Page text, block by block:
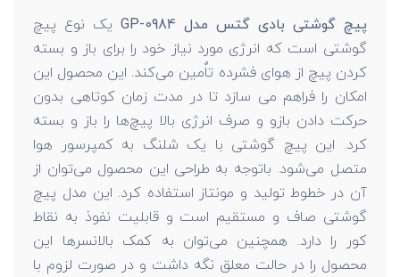
پیچ گوشتی بادی گتس مدل GP-0984
یک نوع پیچ
گوشتی است که انرژی مورد نیاز خود را برای باز و بسته
کردن پیچ از هوای فشرده تاٌمین می‌کند. این محصول این
امکان را فراهم می سازد تا در مدت زمان کوتاهی بدون
حرکت دادن بازو و صرف انرژی بالا پیچ‌ها را باز و بسته
کرد. این پیچ گوشتی با یک شلنگ به کمپرسور هوا
متصل می‌شود. باتوجه به طراحی این محصول می‌توان از
آن در خطوط تولید و مونتاز استفاده کرد. این مدل پیچ
گوشتی صاف و مستقیم است و قابلیت نفوذ به نقاط
کور را دارد. همچنین می‌توان به کمک بالانسرها این
محصول را در حالت معلق نگه داشت و در صورت لزوم با